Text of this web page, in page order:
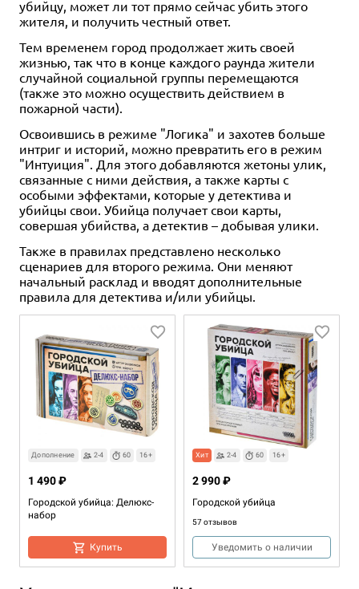
убийцу, может ли тот прямо сейчас убить этого
жителя, и получить честный ответ.
Тем временем город продолжает жить своей
жизнью, так что в конце каждого раунда жители
случайной социальной группы перемещаются
(также это можно осуществить действием в
пожарной части).
Освоившись в режиме "Логика" и захотев больше
интриг и историй, можно превратить его в режим
"Интуиция". Для этого добавляются жетоны улик,
связанные с ними действия, а также карты с
особыми эффектами, которые у детектива и
убийцы свои. Убийца получает свои карты,
совершая убийства, а детектив – добывая улики.
Также в правилах представлено несколько
сценариев для второго режима. Они меняют
начальный расклад и вводят дополнительные
правила для детектива и/или убийцы.
Дополнение 2-4 60 16+
Городской убийца: Делюкс-
набор
1 490 ₽
Купить
Хит 2-4 60 16+
Городской убийца
57 отзывов
2 990 ₽
Уведомить о наличии